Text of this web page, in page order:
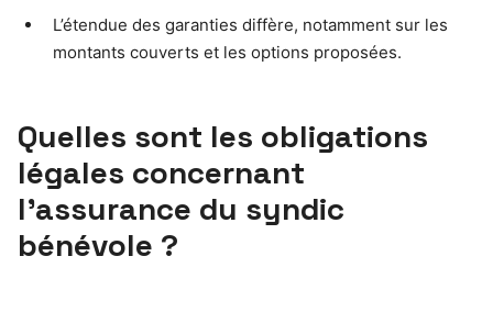
L’étendue des garanties diffère, notamment sur les
montants couverts et les options proposées.
Quelles sont les obligations
légales concernant
l’assurance du syndic
bénévole ?